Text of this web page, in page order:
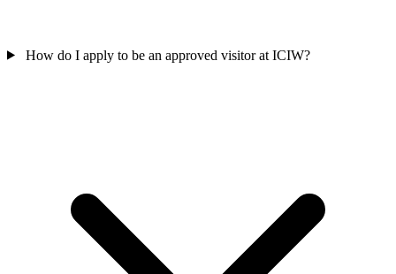
How do I apply to be an approved visitor at ICIW?